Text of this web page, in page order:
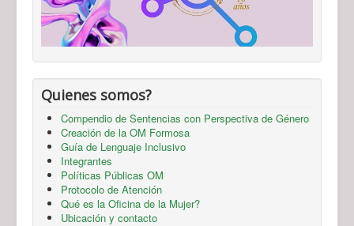
Quienes somos?
Compendio de Sentencias con Perspectiva de Género
Creación de la OM Formosa
Guía de Lenguaje Inclusivo
Integrantes
Políticas Públicas OM
Protocolo de Atención
Qué es la Oficina de la Mujer?
Ubicación y contacto